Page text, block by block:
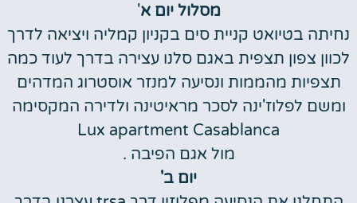
מסלול יום א'
נחיתה בטיואט קניית סים בקניון קמליה ויציאה לדרך
לכוון צפון תצפית באגם סלנו עצירה בדרך לעוד כמה
תצפיות מהממות ונסיעה למנזר אוסטרוג המדהים
ומשם לפלוז'ינה לסכר מראיטינה ולדירה המקסימה
Lux apartment Casablanca
מול אגם הפיבה .
יום ב'